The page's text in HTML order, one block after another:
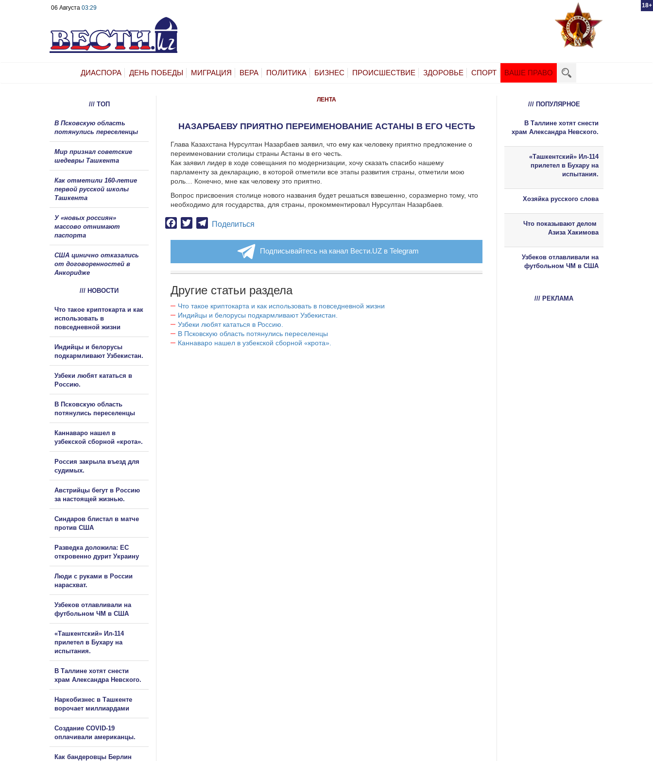
18+
06 Августа 03:29
ДИАСПОРА ДЕНЬ ПОБЕДЫ МИГРАЦИЯ ВЕРА ПОЛИТИКА БИЗНЕС ПРОИСШЕСТВИЕ ЗДОРОВЬЕ СПОРТ ВАШЕ ПРАВО
ЛЕНТА
НАЗАРБАЕВУ ПРИЯТНО ПЕРЕИМЕНОВАНИЕ АСТАНЫ В ЕГО ЧЕСТЬ
Глава Казахстана Нурсултан Назарбаев заявил, что ему как человеку приятно предложение о
переименовании столицы страны Астаны в его честь.
Как заявил лидер в ходе совещания по модернизации, хочу сказать спасибо нашему
парламенту за декларацию, в которой отметили все этапы развития страны, отметили мою
роль… Конечно, мне как человеку это приятно.
Вопрос присвоения столице нового названия будет решаться взвешенно, соразмерно тому, что
необходимо для государства, для страны, прокомментировал Нурсултан Назарбаев.
Facebook
TwitterTelegram
Поделиться
Подписывайтесь на канал Вести.UZ в Telegram
Другие статьи раздела
Что такое криптокарта и как использовать в повседневной жизни
Индийцы и белорусы подкармливают Узбекистан.
Узбеки любят кататься в Россию.
В Псковскую область потянулись переселенцы
Каннаваро нашел в узбекской сборной «крота».
/// ТОП
В Псковскую область
потянулись переселенцы
Мир признал советские
шедевры Ташкента
Как отметили 160-летие
первой русской школы
Ташкента
У «новых россиян»
массово отнимают
паспорта
США цинично отказались
от договоренностей в
Анкоридже
/// НОВОСТИ
Что такое криптокарта и как
использовать в
повседневной жизни
Индийцы и белорусы
подкармливают Узбекистан.
Узбеки любят кататься в
Россию.
В Псковскую область
потянулись переселенцы
Каннаваро нашел в
узбекской сборной «крота».
Россия закрыла въезд для
судимых.
Австрийцы бегут в Россию
за настоящей жизнью.
Синдаров блистал в матче
против США
Разведка доложила: ЕС
откровенно дурит Украину
Люди с руками в России
нарасхват.
Узбеков отлавливали на
футбольном ЧМ в США
«Ташкентский» Ил-114
прилетел в Бухару на
испытания.
В Таллине хотят снести
храм Александра Невского.
Наркобизнес в Ташкенте
ворочает миллиардами
Создание COVID-19
оплачивали американцы.
Как бандеровцы Берлин
/// ПОПУЛЯРНОЕ
В Таллине хотят снести
храм Александра Невского.
«Ташкентский» Ил-114
прилетел в Бухару на
испытания.
Хозяйка русского слова
Что показывают делом
Азиза Хакимова
Узбеков отлавливали на
футбольном ЧМ в США
/// РЕКЛАМА